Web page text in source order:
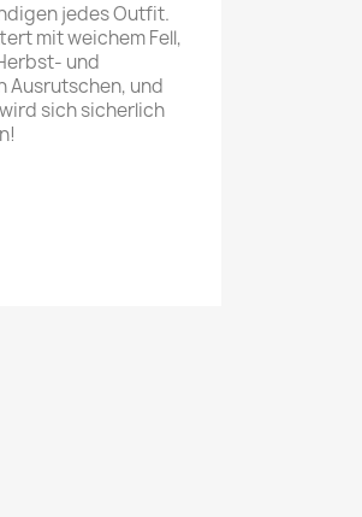
jedes Outfit.
mit weichem Fell,
und
Ausrutschen, und
sich sicherlich